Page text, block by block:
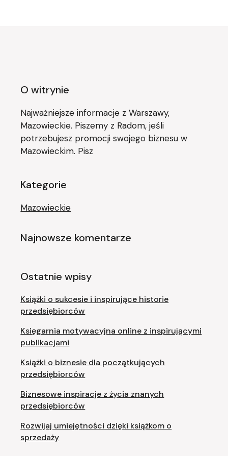
O witrynie
Najważniejsze informacje z Warszawy,
Mazowieckie. Piszemy z Radom, jeśli
potrzebujesz promocji swojego biznesu w
Mazowieckim. Pisz
Kategorie
Mazowieckie
Najnowsze komentarze
Ostatnie wpisy
Książki o sukcesie i inspirujące historie
przedsiębiorców
Księgarnia motywacyjna online z inspirującymi
publikacjami
Książki o biznesie dla początkujących
przedsiębiorców
Biznesowe inspiracje z życia znanych
przedsiębiorców
Rozwijaj umiejętności dzięki książkom o
sprzedaży